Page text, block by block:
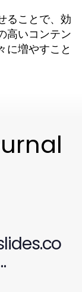
ることで、効
高いコンテン
に増やすこと